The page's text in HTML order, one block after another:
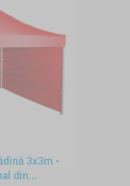
3x3m -
din...